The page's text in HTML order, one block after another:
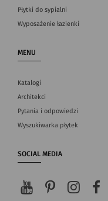
Płytki do sypialni
Wyposażenie łazienki
MENU
Katalogi
Architekci
Pytania i odpowiedzi
Wyszukiwarka płytek
SOCIAL MEDIA